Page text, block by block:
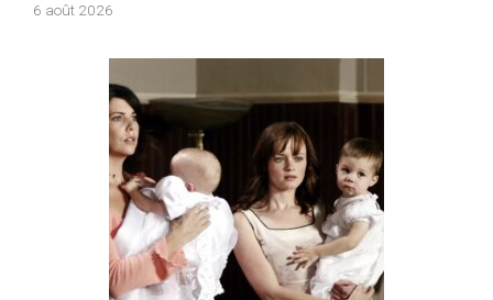
6 août 2026